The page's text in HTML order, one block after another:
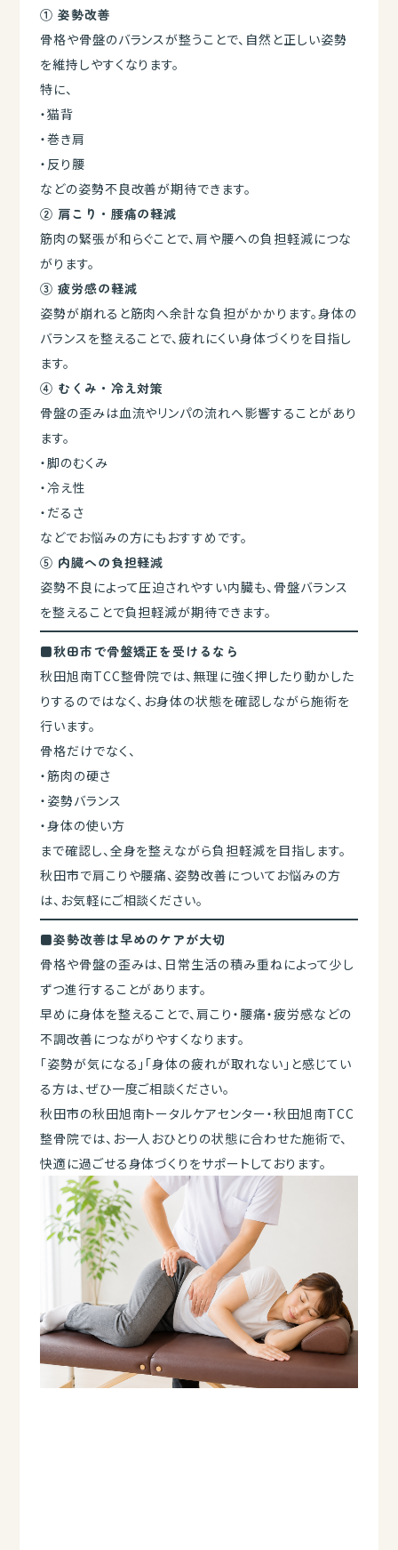
① 姿勢改善
骨格や骨盤のバランスが整うことで、自然と正しい姿勢
を維持しやすくなります。
特に、
・猫背
・巻き肩
・反り腰
などの姿勢不良改善が期待できます。
② 肩こり・腰痛の軽減
筋肉の緊張が和らぐことで、肩や腰への負担軽減につな
がります。
③ 疲労感の軽減
姿勢が崩れると筋肉へ余計な負担がかかります。身体の
バランスを整えることで、疲れにくい身体づくりを目指し
ます。
④ むくみ・冷え対策
骨盤の歪みは血流やリンパの流れへ影響することがあり
ます。
・脚のむくみ
・冷え性
・だるさ
などでお悩みの方にもおすすめです。
⑤ 内臓への負担軽減
姿勢不良によって圧迫されやすい内臓も、骨盤バランス
を整えることで負担軽減が期待できます。
■秋田市で骨盤矯正を受けるなら
秋田旭南TCC整骨院では、無理に強く押したり動かした
りするのではなく、お身体の状態を確認しながら施術を
行います。
骨格だけでなく、
・筋肉の硬さ
・姿勢バランス
・身体の使い方
まで確認し、全身を整えながら負担軽減を目指します。
秋田市で肩こりや腰痛、姿勢改善についてお悩みの方
は、お気軽にご相談ください。
■姿勢改善は早めのケアが大切
骨格や骨盤の歪みは、日常生活の積み重ねによって少し
ずつ進行することがあります。
早めに身体を整えることで、肩こり・腰痛・疲労感などの
不調改善につながりやすくなります。
「姿勢が気になる」「身体の疲れが取れない」と感じてい
る方は、ぜひ一度ご相談ください。
秋田市の秋田旭南トータルケアセンター・秋田旭南TCC
整骨院では、お一人おひとりの状態に合わせた施術で、
快適に過ごせる身体づくりをサポートしております。